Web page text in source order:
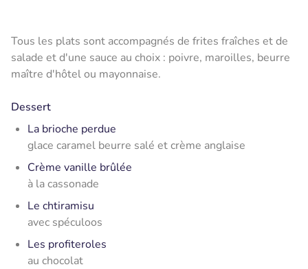
Tous les plats sont accompagnés de frites fraîches et de
salade et d'une sauce au choix : poivre, maroilles, beurre
maître d'hôtel ou mayonnaise.
Dessert
La brioche perdue
glace caramel beurre salé et crème anglaise
Crème vanille brûlée
à la cassonade
Le chtiramisu
avec spéculoos
Les profiteroles
au chocolat